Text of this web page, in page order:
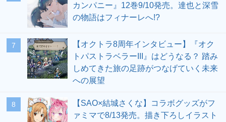
カンパニー』12巻9/10発売。達也と深雪
の物語はフィナーレへ!?
7
【オクトラ8周年インタビュー】『オク
トパストラベラーIII』はどうなる？ 踏み
しめてきた旅の足跡がつなげていく未来
への展望
8
【SAO×結城さくな】コラボグッズがフ
ァミマで8/13発売。描き下ろしイラスト